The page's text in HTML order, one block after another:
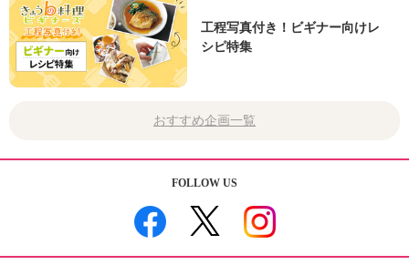
工程写真付き！ビギナー向けレ
シピ特集
おすすめ企画一覧
FOLLOW US